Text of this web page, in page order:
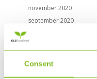
Consent
november 2020
september 2020